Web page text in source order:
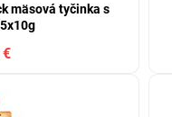
mäsová tyčinka s